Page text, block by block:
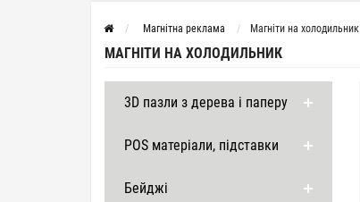
Магнітна реклама Магніти на холодильник
МАГНІТИ НА ХОЛОДИЛЬНИК
3D пазли з дерева і паперу
POS матеріали, підставки
Бейджі